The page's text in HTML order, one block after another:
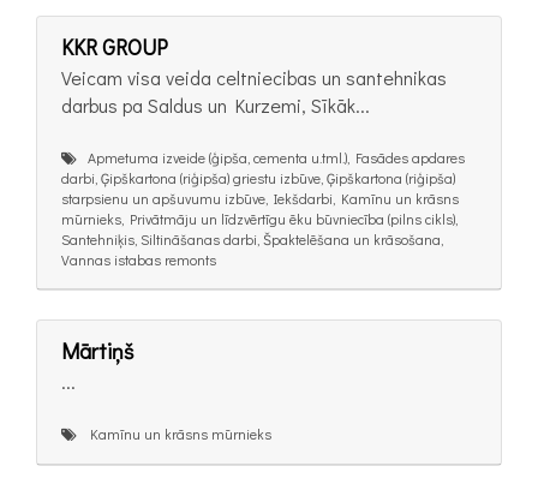
KKR GROUP
Veicam visa veida celtniecibas un santehnikas
darbus pa Saldus un Kurzemi, Sīkāk...
Apmetuma izveide (ģipša, cementa u.tml.), Fasādes apdares
darbi, Ģipškartona (riģipša) griestu izbūve, Ģipškartona (riģipša)
starpsienu un apšuvumu izbūve, Iekšdarbi, Kamīnu un krāsns
mūrnieks, Privātmāju un līdzvērtīgu ēku būvniecība (pilns cikls),
Santehniķis, Siltināšanas darbi, Špaktelēšana un krāsošana,
Vannas istabas remonts
Mārtiņš
...
Kamīnu un krāsns mūrnieks